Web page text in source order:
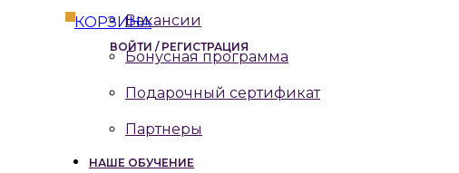
КОРЗИНА
ВОЙТИ / РЕГИСТРАЦИЯ
Вакансии
Бонусная программа
Подарочный сертификат
Партнеры
НАШЕ ОБУЧЕНИЕ